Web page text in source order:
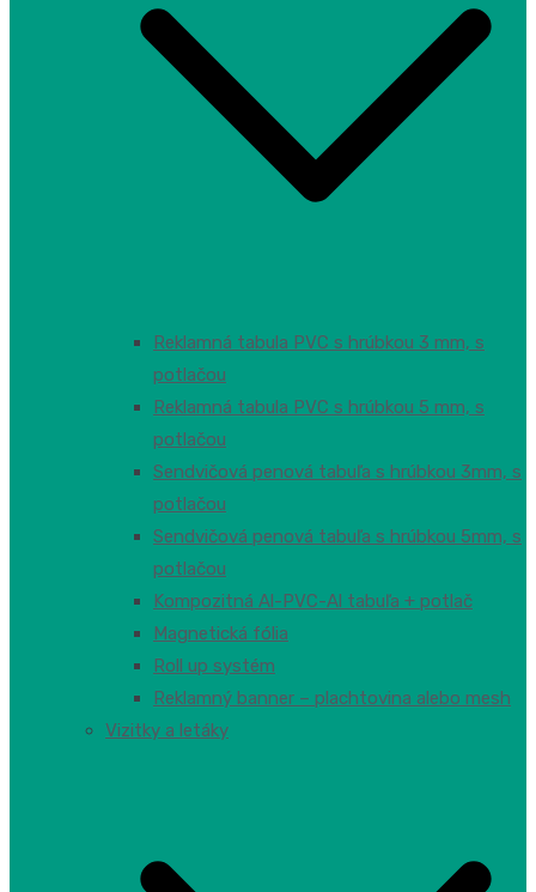
Reklamná tabula PVC s hrúbkou 3 mm, s
potlačou
Reklamná tabula PVC s hrúbkou 5 mm, s
potlačou
Sendvičová penová tabuľa s hrúbkou 3mm, s
potlačou
Sendvičová penová tabuľa s hrúbkou 5mm, s
potlačou
Kompozitná Al-PVC-Al tabuľa + potlač
Magnetická fólia
Roll up systém
Reklamný banner – plachtovina alebo mesh
Vizitky a letáky